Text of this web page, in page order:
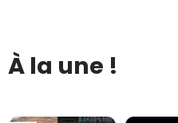
À la une !